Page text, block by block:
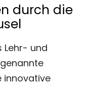
durch die
Lehr- und
innovative